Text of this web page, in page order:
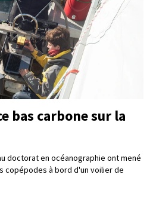
bas carbone sur la
doctorat en océanographie ont mené
copépodes à bord d'un voilier de